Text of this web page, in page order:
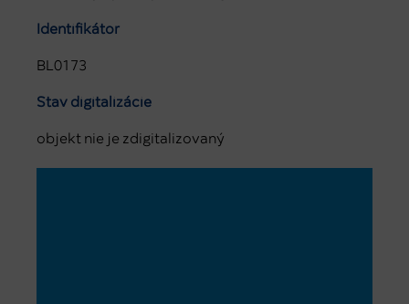
Identifikátor
BL0173
Stav digitalizácie
objekt nie je zdigitalizovaný